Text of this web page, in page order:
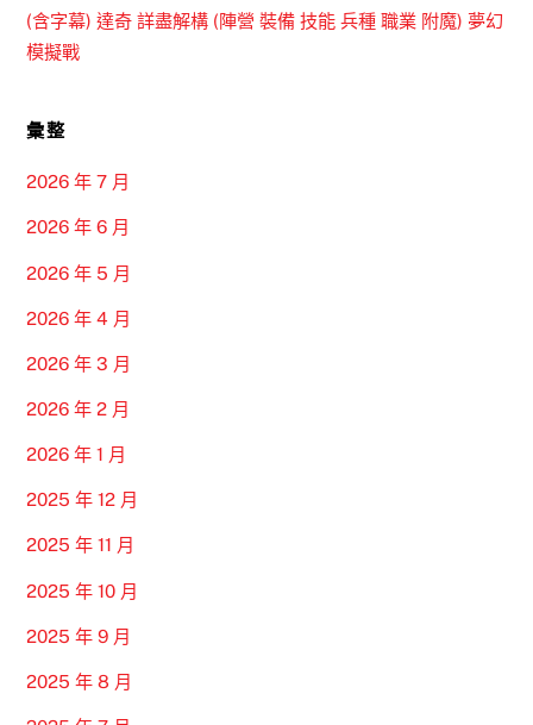
(含字幕) 達奇 詳盡解構 (陣營 裝備 技能 兵種 職業 附魔) 夢幻
模擬戰
彙整
2026 年 7 月
2026 年 6 月
2026 年 5 月
2026 年 4 月
2026 年 3 月
2026 年 2 月
2026 年 1 月
2025 年 12 月
2025 年 11 月
2025 年 10 月
2025 年 9 月
2025 年 8 月